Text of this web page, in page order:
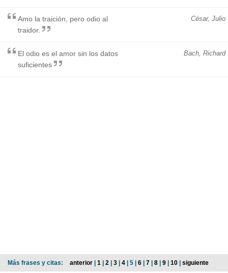
César, Julio
Amo la traición, pero odio al
traidor.
Bach, Richard
El odio es el amor sin los datos
suficientes
Más frases y citas: anterior | 1 | 2 | 3 | 4 | 5 | 6 | 7 | 8 | 9 | 10 | siguiente